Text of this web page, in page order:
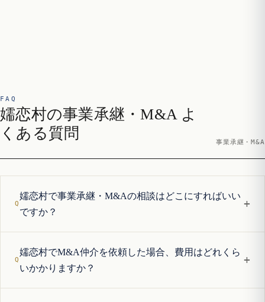
FAQ
嬬恋村の事業承継・M&A よ
くある質問
事業承継・M&A
嬬恋村で事業承継・M&Aの相談はどこにすればいい
ですか？
+
嬬恋村でM&A仲介を依頼した場合、費用はどれくら
いかかりますか？
+